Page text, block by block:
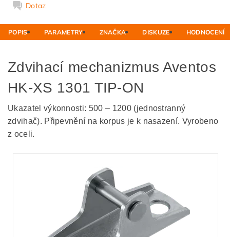
Dotaz
POPIS PARAMETRY ZNAČKA DISKUZE HODNOCENÍ
Zdvihací mechanizmus Aventos
HK-XS 1301 TIP-ON
Ukazatel výkonnosti: 500 – 1200 (jednostranný
zdvihač). Připevnění na korpus je k nasazení. Vyrobeno
z oceli.